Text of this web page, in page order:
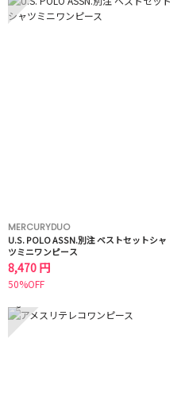
MERCURYDUO
U.S. POLO ASSN.別注 ベストセットシャ
ツミニワンピース
8,470 円
50%OFF
3